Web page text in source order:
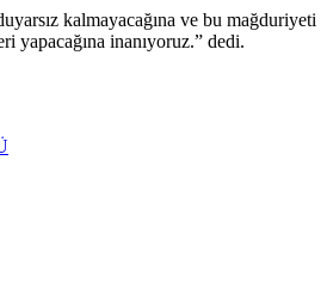
kalmayacağına ve bu mağduriyeti
yapacağına inanıyoruz.” dedi.